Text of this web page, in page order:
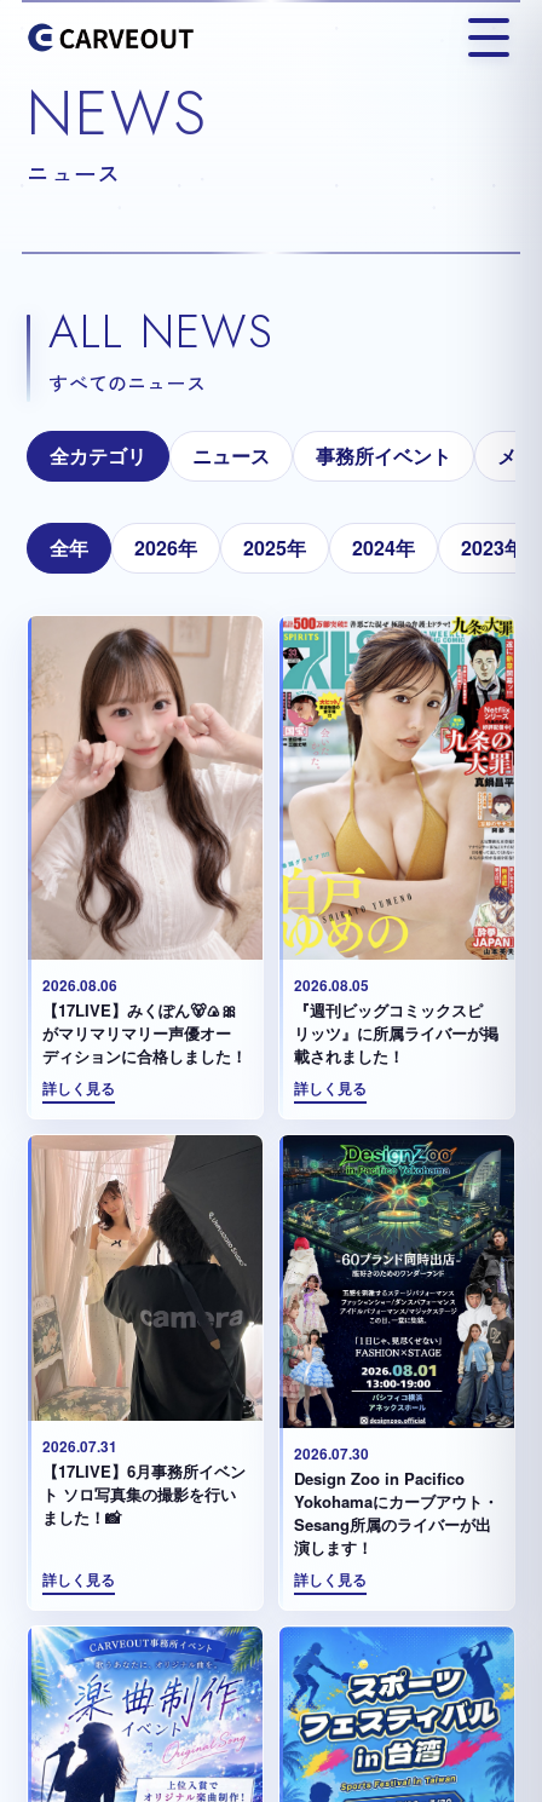
NEWS
ニュース
ALL NEWS
すべてのニュース
全カテゴリ ニュース 事務所イベント メ
全年 2026年 2025年 2024年 2023年
2026.08.06
【17LIVE】みくぽん🐻🍙🎀
がマリマリマリー声優オー
ディションに合格しました！
詳しく見る
2026.08.05
『週刊ビッグコミックスピ
リッツ』に所属ライバーが掲
載されました！
詳しく見る
2026.07.31
【17LIVE】6月事務所イベン
ト ソロ写真集の撮影を行い
ました！📸
詳しく見る
2026.07.30
Design Zoo in Pacifico
Yokohamaにカーブアウト・
Sesang所属のライバーが出
演します！
詳しく見る